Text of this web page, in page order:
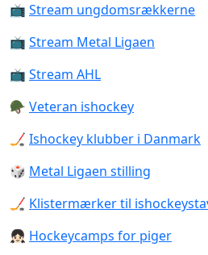
📺 Stream ungdomsrækkerne
📺 Stream Metal Ligaen
📺 Stream AHL
🪖 Veteran ishockey
🏒 Ishockey klubber i Danmark
🎲 Metal Ligaen stilling
🏒 Klistermærker til
👧🏻 Hockeycamps for piger